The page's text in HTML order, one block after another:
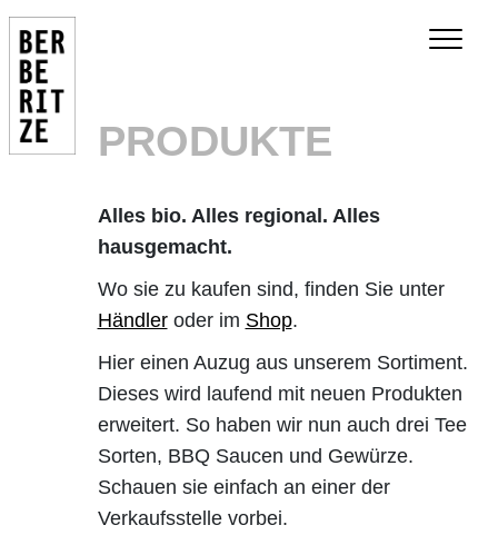
PRODUKTE
Alles bio. Alles regional. Alles
hausgemacht.
Wo sie zu kaufen sind, finden Sie unter
Händleroder im Shop.
Hier einen Auzug aus unserem Sortiment.
Dieses wird laufend mit neuen Produkten
erweitert. So haben wir nun auch drei Tee
Sorten, BBQ Saucen und Gewürze.
Schauen sie einfach an einer der
Verkaufsstelle vorbei.